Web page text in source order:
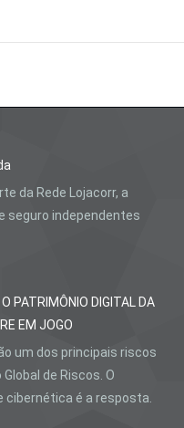
da Rede Lojacorr, a
seguro independentes
PATRIMÔNIO DIGITAL DA
EM JOGO
um dos principais riscos
de Riscos. O
cibernética é a resposta.